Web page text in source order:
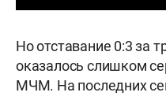
Но отставание 0:3 за
оказалось слишком
МЧМ. На последних